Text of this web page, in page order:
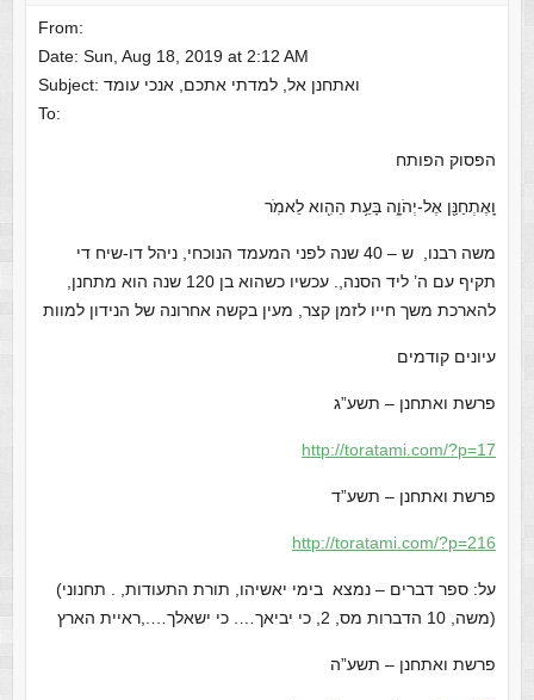
From:
Date: Sun, Aug 18, 2019 at 2:12 AM
To:
הפסוק הפותח
וָֽאֶתְחַנַּ֖ן אֶל-יְהֹוָ֑ה בָּעֵ֥ת הַהִ֖וא לֵאמֹֽר
משה רבנו, ש – 40 שנה לפני המעמד הנוכחי, ניהל דו-שיח די
תקיף עם ה’ ליד הסנה,. עכשיו כשהוא בן 120 שנה הוא מתחנן,
להארכת משך חייו לזמן קצר, מעין בקשה אחרונה של הנידון למוות
עיונים קודמים
פרשת ואתחנן – תשע”ג
http://toratami.com/?p=17
פרשת ואתחנן – תשע”ד
http://toratami.com/?p=216
(על: ספר דברים – נמצא בימי יאשיהו, תורת התעודות, . תחנוני
משה, 10 הדברות מס, 2, כי יביאך…. כי ישאלך….,ראיית הארץ)
פרשת ואתחנן – תשע”ה